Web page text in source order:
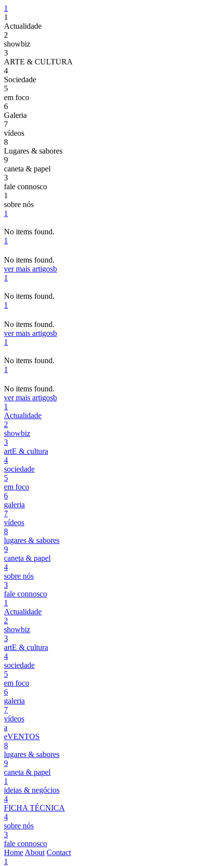
1
1
Actualidade
2
showbiz
3
ARTE & CULTURA
4
Sociedade
5
em foco
6
Galeria
7
vídeos
8
Lugares & sabores
9
caneta & papel
3
fale connosco
1
sobre nós
1
No items found.
1
No items found.
ver mais artigosb
1
No items found.
1
No items found.
ver mais artigosb
1
No items found.
1
No items found.
ver mais artigosb
1
Actualidade
2
showbiz
3
artE & cultura
4
sociedade
5
em foco
6
galeria
7
vídeos
8
lugares & sabores
9
caneta & papel
4
sobre nós
3
fale connosco
1
Actualidade
2
showbiz
3
artE & cultura
4
sociedade
5
em foco
6
galeria
7
vídeos
a
eVENTOS
8
lugares & sabores
9
caneta & papel
1
ideias & negócios
4
FICHA TÉCNICA
4
sobre nós
3
fale connosco
Home About Contact
1